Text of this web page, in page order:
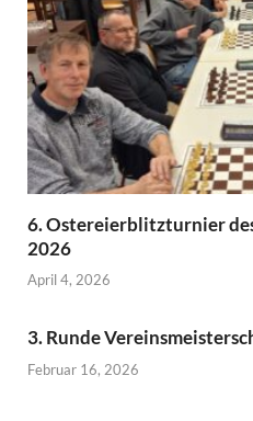
6. Ostereierblitzturnier
2026
April 4, 2026
3. Runde
Februar 16, 2026